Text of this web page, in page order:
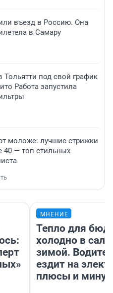
въезд в Россию. Она
в Самару
Тольятти под свой график
Работа запустила
моложе: лучшие стрижки
— топ стильных
МНЕНИЕ
Тепло для
холодно в
зимой.
ездит на
плюсы и